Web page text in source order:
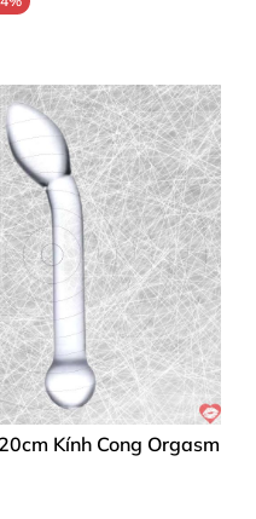
Kính Cong Orgasm